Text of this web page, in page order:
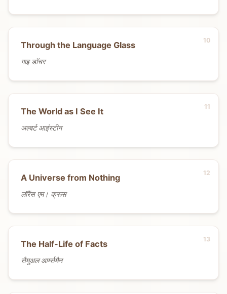
Through the Language Glass
गाइ डॉचर
The World as I See It
अल्बर्ट आइंस्टीन
A Universe from Nothing
लॉरेंस एम। क्रूस
The Half-Life of Facts
सैमुअल आर्म्समैन